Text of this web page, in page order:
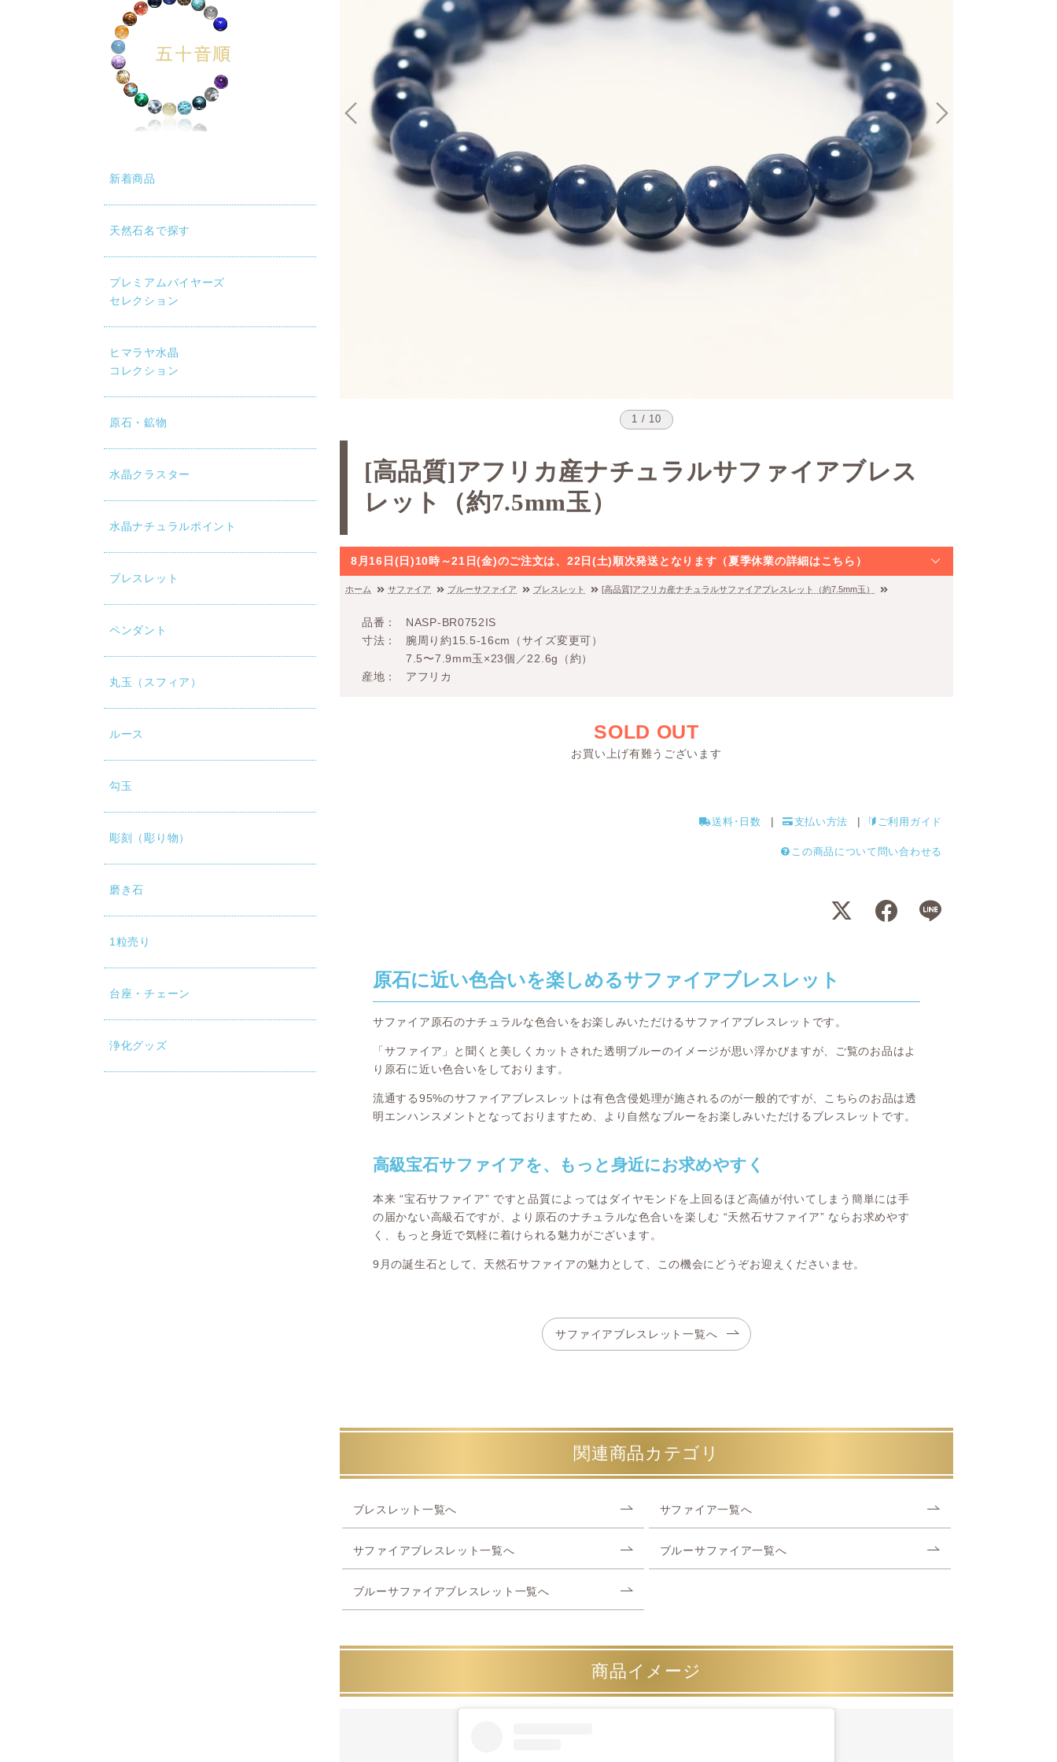
新着商品
天然石名で探す
プレミアムバイヤーズ
セレクション
ヒマラヤ水晶
コレクション
原石・鉱物
水晶クラスター
水晶ナチュラルポイント
ブレスレット
ペンダント
丸玉（スフィア）
ルース
勾玉
彫刻（彫り物）
磨き石
1粒売り
台座・チェーン
浄化グッズ
1 / 10
[高品質]アフリカ産ナチュラルサファイアブレス
レット（約7.5mm玉）
8月16日(日)10時～21日(金)のご注文は、22日(土)順次発送となります（夏季休業の詳細はこちら）
ホーム サファイア ブルーサファイア ブレスレット [高品質]アフリカ産ナチュラルサファイアブレスレット（約7.5mm玉）
品番
NASP-BR0752IS
寸法
腕周り約15.5-16cm（サイズ変更可）
7.5〜7.9mm玉×23個／22.6g（約）
産地
アフリカ
SOLD OUT
お買い上げ有難うございます
送料･日数 支払い方法 ご利用ガイド
この商品について問い合わせる
原石に近い色合いを楽しめるサファイアブレスレット
サファイア原石のナチュラルな色合いをお楽しみいただけるサファイアブレスレットです。
「サファイア」と聞くと美しくカットされた透明ブルーのイメージが思い浮かびますが、ご覧のお品はよ
り原石に近い色合いをしております。
流通する95%のサファイアブレスレットは有色含侵処理が施されるのが一般的ですが、こちらのお品は透
明エンハンスメントとなっておりますため、より自然なブルーをお楽しみいただけるブレスレットです。
高級宝石サファイアを、もっと身近にお求めやすく
本来 “宝石サファイア” ですと品質によってはダイヤモンドを上回るほど高値が付いてしまう簡単には手
の届かない高級石ですが、より原石のナチュラルな色合いを楽しむ “天然石サファイア” ならお求めやす
く、もっと身近で気軽に着けられる魅力がございます。
9月の誕生石として、天然石サファイアの魅力として、この機会にどうぞお迎えくださいませ。
サファイアブレスレット一覧へ
関連商品カテゴリ
ブレスレット一覧へ サファイア一覧へ
サファイアブレスレット一覧へ ブルーサファイア一覧へ
ブルーサファイアブレスレット一覧へ
商品イメージ